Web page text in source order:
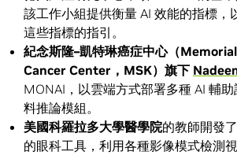
該工作小組提供衡量 AI 效能的指標，
這些指標的指引。
紀念斯隆–凱特琳癌症中心（
Cancer Center ， MSK） 旗下
MONAI，以雲端方式部署多種 AI 輔
料推論模組。
美國科羅拉多大學醫學院的教師開發
的眼科工具，利用各種影像模式檢測